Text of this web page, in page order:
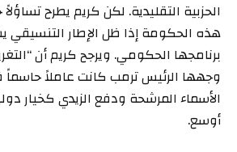
الحزبية التقليدية. لكن كريم يطرح
هذه الحكومة إذا ظل الإطار
برنامجها الحكومي. ويرجح كريم أن
وجهها الرئيس ترمب كانت عاملاً
الأسماء المرشحة ودفع الزيدي كخيار
أوسع.